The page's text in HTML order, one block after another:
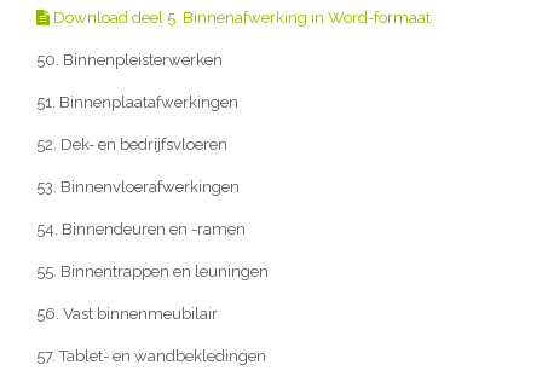
Download deel 5. Binnenafwerking in Word-formaat
50. Binnenpleisterwerken
51. Binnenplaatafwerkingen
52. Dek- en bedrijfsvloeren
53. Binnenvloerafwerkingen
54. Binnendeuren en -ramen
55. Binnentrappen en leuningen
56. Vast binnenmeubilair
57. Tablet- en wandbekledingen